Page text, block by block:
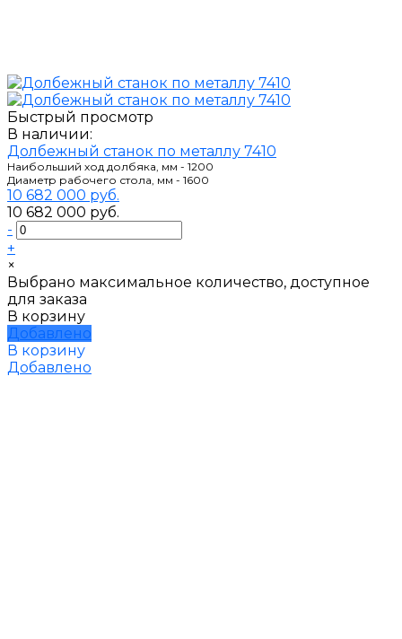
Быстрый просмотр
В наличии:
Долбежный станок по металлу 7410
Наибольший ход долбяка, мм - 1200
Диаметр рабочего стола, мм - 1600
10 682 000 руб.
10 682 000 руб.
-
+
×
Выбрано максимальное количество, доступное
для заказа
В корзину
Добавлено
В корзину
Добавлено